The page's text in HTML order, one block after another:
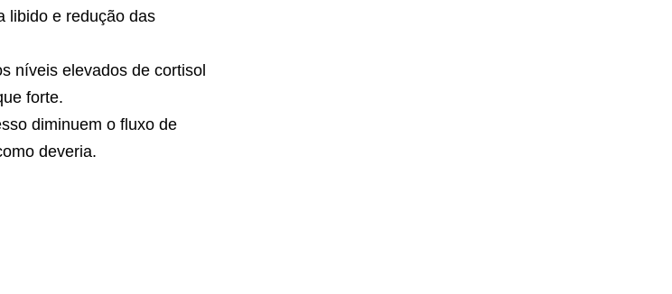
libido e redução das
níveis elevados de cortisol
forte.
diminuem o fluxo de
deveria.